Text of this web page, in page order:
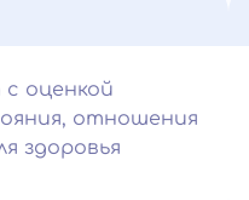
оценкой
отношения
здоровья